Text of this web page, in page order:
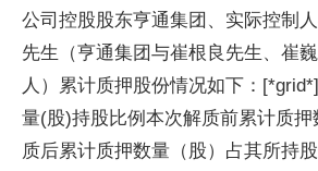
公司控股股东亨通集团、实际控制
先生（亨通集团与崔根良先生、崔
人）累计质押股份情况如下：
量(股)持股比例本次解质前累计质
质后累计质押数量（股）占其所持